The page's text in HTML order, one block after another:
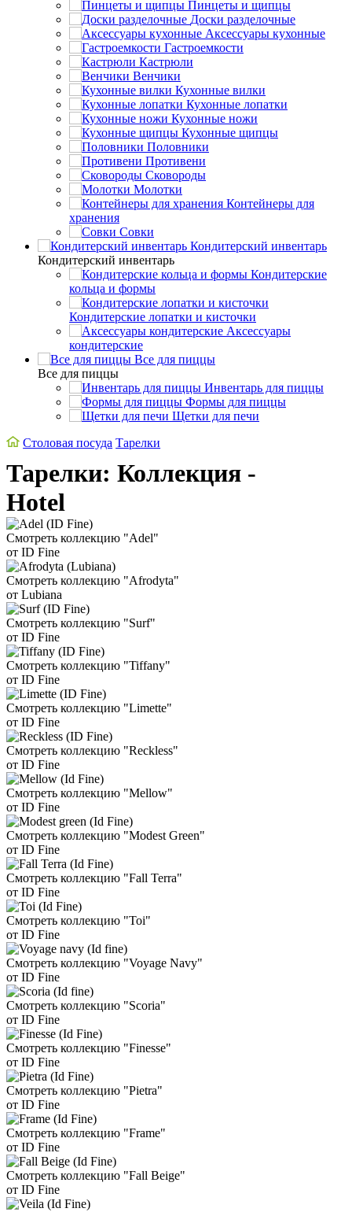
Пинцеты и щипцы
Доски разделочные
Аксессуары кухонные
Гастроемкости
Кастрюли
Венчики
Кухонные вилки
Кухонные лопатки
Кухонные ножи
Кухонные щипцы
Половники
Противени
Сковороды
Молотки
Контейнеры для
хранения
Совки
Кондитерский инвентарь
Кондитерский инвентарь
Кондитерские
кольца и формы
Кондитерские лопатки и кисточки
Аксессуары
кондитерские
Все для пиццы
Все для пиццы
Инвентарь для пиццы
Формы для пиццы
Щетки для печи
Столовая посуда Тарелки
Тарелки: Коллекция -
Hotel
Смотреть коллекцию "Adel"
от ID Fine
Смотреть коллекцию "Afrodyta"
от Lubiana
Смотреть коллекцию "Surf"
от ID Fine
Смотреть коллекцию "Tiffany"
от ID Fine
Смотреть коллекцию "Limette"
от ID Fine
Смотреть коллекцию "Reckless"
от ID Fine
Смотреть коллекцию "Mellow"
от ID Fine
Смотреть коллекцию "Modest Green"
от ID Fine
Смотреть коллекцию "Fall Terra"
от ID Fine
Смотреть коллекцию "Toi"
от ID Fine
Смотреть коллекцию "Voyage Navy"
от ID Fine
Смотреть коллекцию "Scoria"
от ID Fine
Смотреть коллекцию "Finesse"
от ID Fine
Смотреть коллекцию "Pietra"
от ID Fine
Смотреть коллекцию "Frame"
от ID Fine
Смотреть коллекцию "Fall Beige"
от ID Fine